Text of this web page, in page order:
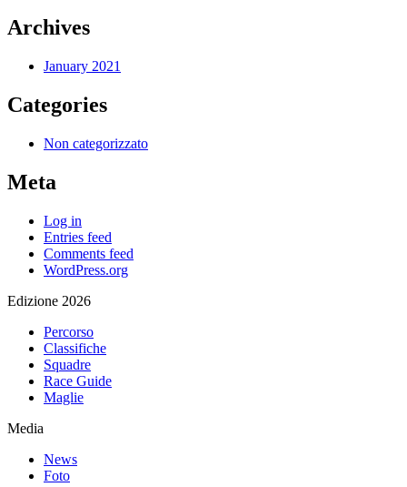
Archives
January 2021
Categories
Non categorizzato
Meta
Log in
Entries feed
Comments feed
WordPress.org
Edizione 2026
Percorso
Classifiche
Squadre
Race Guide
Maglie
Media
News
Foto